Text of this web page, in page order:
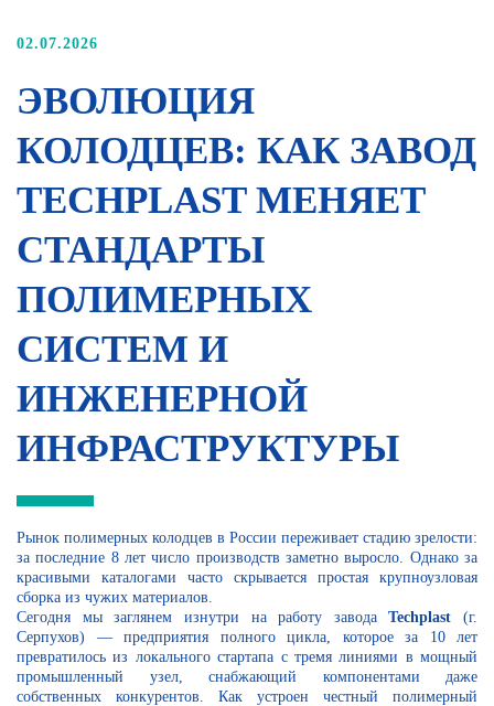
02.07.2026
ЭВОЛЮЦИЯ
КОЛОДЦЕВ: КАК ЗАВОД
TECHPLAST МЕНЯЕТ
СТАНДАРТЫ
ПОЛИМЕРНЫХ
СИСТЕМ И
ИНЖЕНЕРНОЙ
ИНФРАСТРУКТУРЫ
Рынок полимерных колодцев в России переживает стадию зрелости:
за последние 8 лет число производств заметно выросло. Однако за
красивыми каталогами часто скрывается простая крупноузловая
сборка из чужих материалов.
Сегодня мы заглянем изнутри на работу заводаTechplast (г.
Серпухов) — предприятия полного цикла, которое за 10 лет
превратилось из локального стартапа с тремя линиями в мощный
промышленный узел, снабжающий компонентами даже
собственных конкурентов. Как устроен честный полимерный